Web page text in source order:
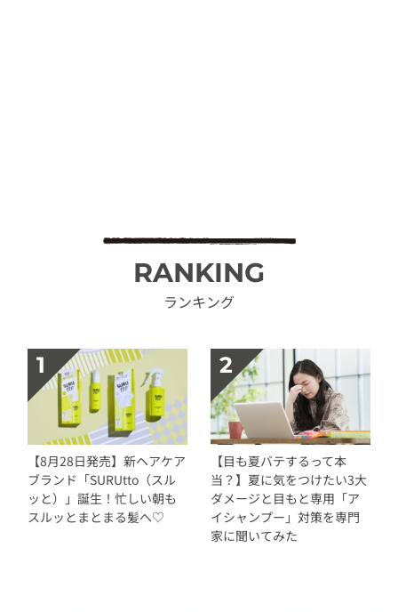
RANKING
ランキング
【8月28日発売】新ヘアケア
ブランド「SURUtto（スル
ッと）」誕生！忙しい朝も
スルッとまとまる髪へ♡
【目も夏バテするって本
当？】夏に気をつけたい3大
ダメージと目もと専用「ア
イシャンプー」対策を専門
家に聞いてみた